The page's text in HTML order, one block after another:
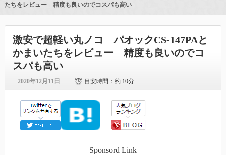
たちをレビュー 精度も良いのでコスパも高い
激安で超軽い丸ノコ パオックCS-147PAと
かまいたちをレビュー 精度も良いのでコ
スパも高い
2020年12月11日 目安時間：約 10分
Sponsord Link